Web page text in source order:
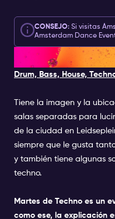
CONSEJO: Si visitas
Amsterdam Dance
los mejores clubes de
Atelier,Panamá,
4. MELKWEG
Drum, Bass, House,
Tiene la imagen y la
salas separadas para
de la ciudad en
siempre que le gusta
y también tiene algunas
techno.
Martes de Techno es un
como ese, la explicación